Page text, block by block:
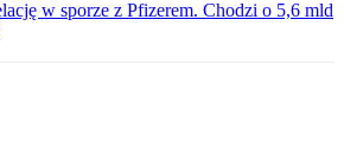
w sporze z Pfizerem. Chodzi o 5,6 mld